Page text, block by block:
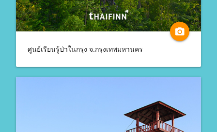
camera_alt
ศูนย์เรียนรู้ป่าในกรุง จ.กรุงเทพมหานคร